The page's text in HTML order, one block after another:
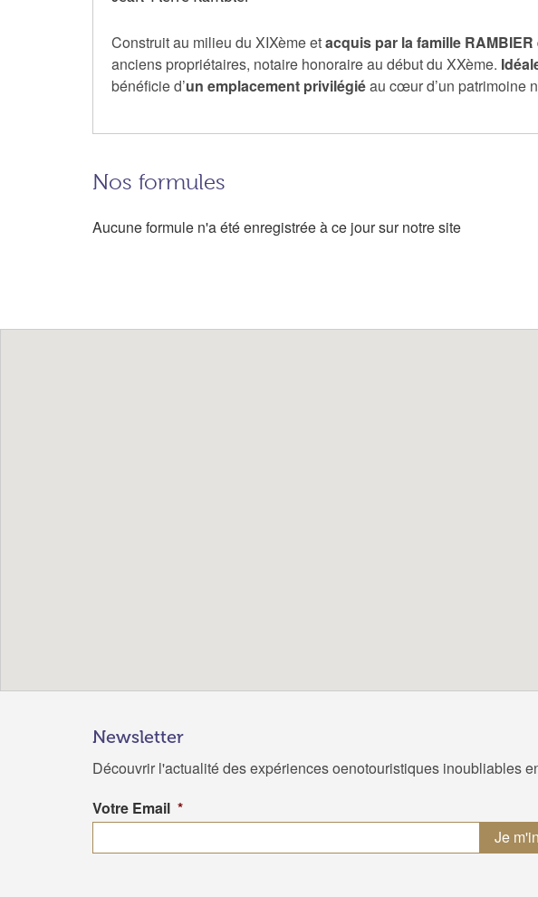
Construit au milieu du XIXème etacquis par la famille RAMBIER
anciens propriétaires, notaire honoraire au début du XXème.
bénéficie d’un emplacement privilégiéau cœur d’un patrimoine
Nos formules
Aucune formule n'a été enregistrée à ce jour sur notre site
Newsletter
Découvrir l'actualité des expériences oenotouristiques inoubliables
Votre Email *